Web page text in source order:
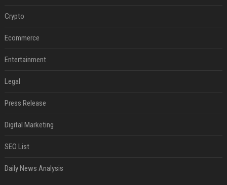
Crypto
Ecommerce
Entertainment
Legal
Press Release
Digital Marketing
SEO List
Daily News Analysis